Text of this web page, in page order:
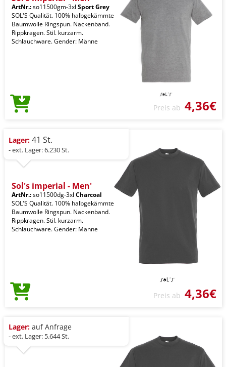
ArtNr.:so11500gm-3xl Sport Grey
SOL'S Qualität. 100% halbgekämmte
Baumwolle Ringspun. Nackenband.
Rippkragen. Stil. kurzarm.
Schlauchware. Gender: Männe
Preis ab 4,36€
Lager: 41 St.
- ext. Lager: 6.230 St.
Sol's imperial - Men'
ArtNr.:so11500dg-3xl Charcoal
SOL'S Qualität. 100% halbgekämmte
Baumwolle Ringspun. Nackenband.
Rippkragen. Stil. kurzarm.
Schlauchware. Gender: Männe
Preis ab 4,36€
Lager: auf Anfrage
- ext. Lager: 5.644 St.